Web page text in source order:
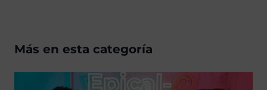
Más en esta categoría